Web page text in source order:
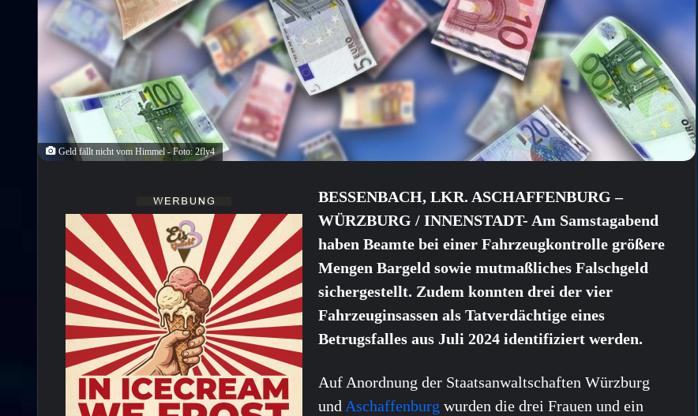
Geld fällt nicht vom Himmel - Foto: 2fly4
BESSENBACH, LKR. ASCHAFFENBURG –
WÜRZBURG / INNENSTADT- Am Samstagabend
haben Beamte bei einer Fahrzeugkontrolle größere
Mengen Bargeld sowie mutmaßliches Falschgeld
sichergestellt. Zudem konnten drei der vier
Fahrzeuginsassen als Tatverdächtige eines
Betrugsfalles aus Juli 2024 identifiziert werden.
Auf Anordnung der Staatsanwaltschaften Würzburg
und Aschaffenburg wurden die drei Frauen und ein